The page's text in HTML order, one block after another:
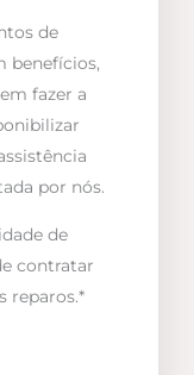
de
benefícios,
fazer a
por nós.
de
contratar
reparos.*